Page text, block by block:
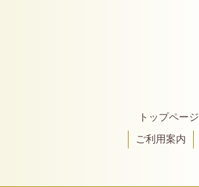
トップページ
ご利用案内